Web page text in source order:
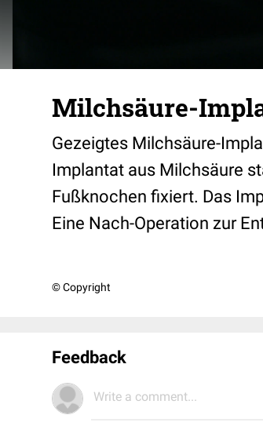
Milchsäure-
Gezeigtes Milchsäure-
Implantat aus Milchsäure
Fußknochen fixiert. Das
Eine Nach-Operation zur
© Copyright
Feedback
Write a comment...